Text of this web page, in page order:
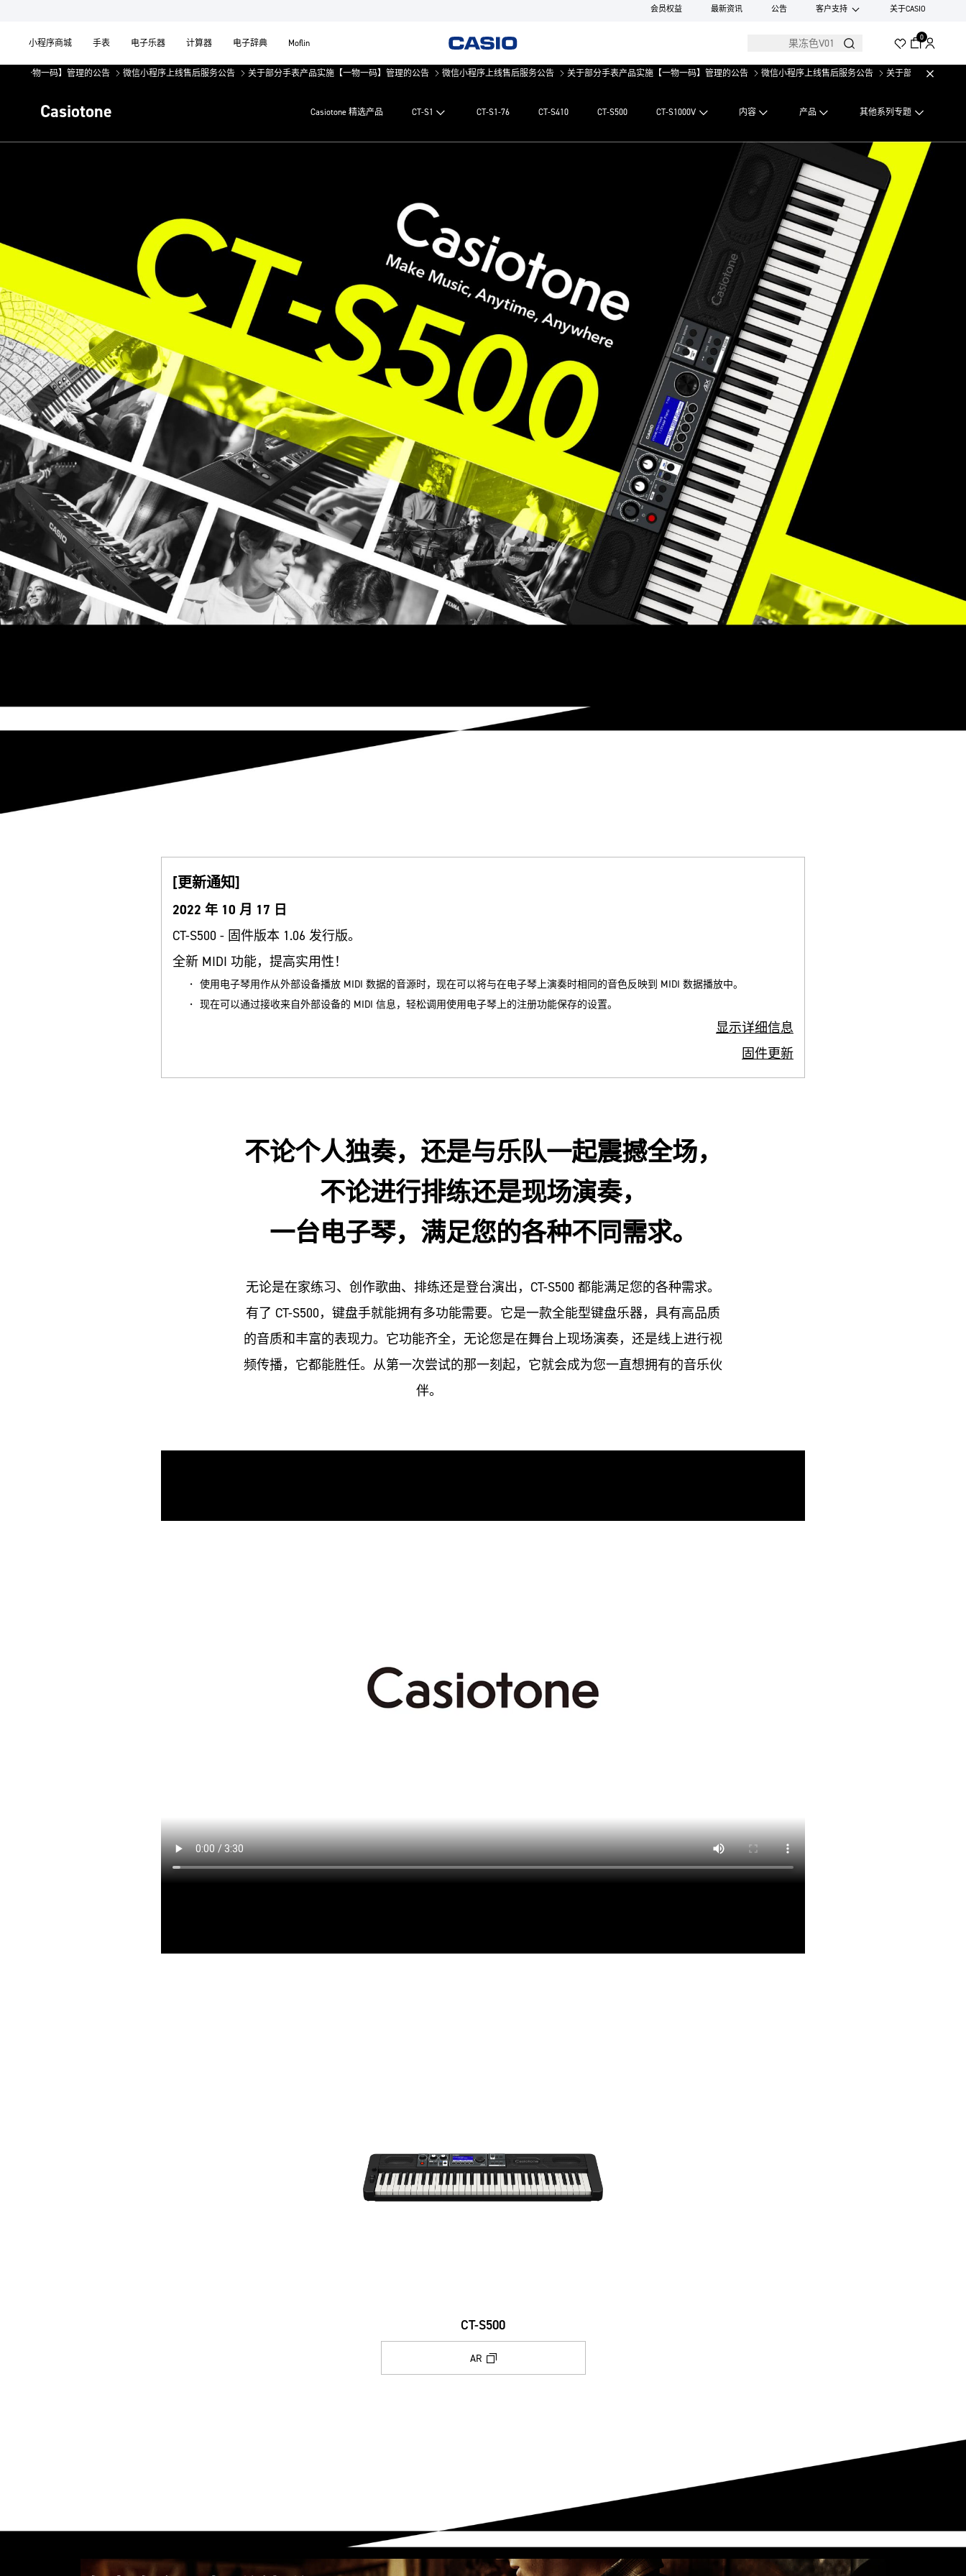
会员权益 最新资讯 公告 客户支持 关于CASIO
小程序商城 手表 电子乐器 计算器 电子辞典 Moflin
0
码】管理的公告 微信小程序上线售后服务公告 关于部分手表产品实施【一物一码】管理的公告 微信小程序上线售后服务公告 关于部分手表产品实施【一物一码】管理的公告 微信小程序上线售后服务公告 关于部分手表产品实施【一物
Casiotone Casiotone 精选产品 CT-S1 CT-S1-76 CT-S410 CT-S500 CT-S1000V 内容 产品 其他系列专题
[更新通知]
2022 年 10 月 17 日
CT-S500 - 固件版本 1.06 发行版。
全新 MIDI 功能，提高实用性！
使用电子琴用作从外部设备播放 MIDI 数据的音源时，现在可以将与在电子琴上演奏时相同的音色反映到 MIDI 数据播放中。
现在可以通过接收来自外部设备的 MIDI 信息，轻松调用使用电子琴上的注册功能保存的设置。
显示详细信息
固件更新
不论个人独奏，还是与乐队一起震撼全场，
不论进行排练还是现场演奏，
一台电子琴，满足您的各种不同需求。
无论是在家练习、创作歌曲、排练还是登台演出，CT-S500 都能满足您的各种需求。
有了 CT-S500，键盘手就能拥有多功能需要。它是一款全能型键盘乐器，具有高品质
的音质和丰富的表现力。它功能齐全，无论您是在舞台上现场演奏，还是线上进行视
频传播，它都能胜任。从第一次尝试的那一刻起，它就会成为您一直想拥有的音乐伙
伴。
CT-S500
AR